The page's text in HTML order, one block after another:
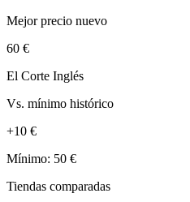
Mejor precio nuevo
60 €
El Corte Inglés
Vs. mínimo histórico
+10 €
Mínimo: 50 €
Tiendas comparadas